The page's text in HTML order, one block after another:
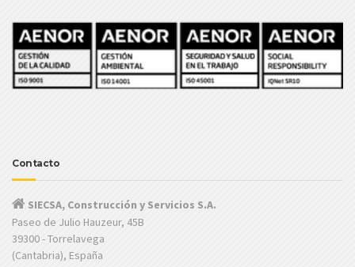
Contacto
SIECSA, Construcción y Servicios S.A.
Paseo de Julio Hauzeur, 45B
39300 - Torrelavega
(Cantabria), España